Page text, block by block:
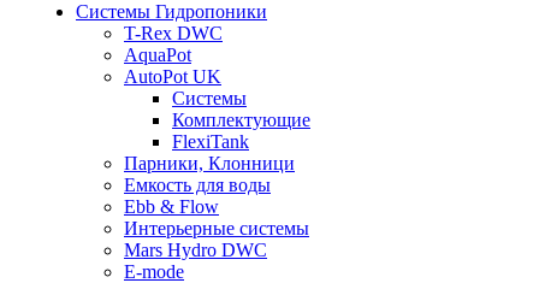
Системы Гидропоники
T-Rex DWC
AquaPot
AutoPot UK
Системы
Комплектующие
FlexiTank
Парники, Клонници
Емкость для воды
Ebb & Flow
Интерьерные системы
Mars Hydro DWC
E-mode